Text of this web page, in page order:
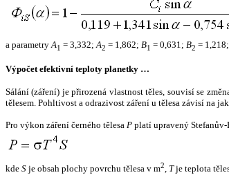
a parametryA1 = 3,332;A2 = 1,862; B1 = 0,631; B2 = 1,218;
Výpočet efektivní teploty planetky …
Sálání (záření) je přirozená vlastnost těles, souvisí se
tělesem. Pohltivost a odrazivost záření u tělesa závisí na
Pro výkon záření černého tělesa P platí upravený
kde S je obsah plochy povrchu tělesa v m2, Tje teplota